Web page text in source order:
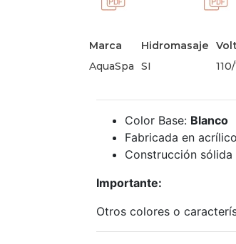
Marca Hidromasaje
AquaSpa
SI
Color Base: Blanco
Fabricada en acrílico
Construcción
Importante:
Otros colores o